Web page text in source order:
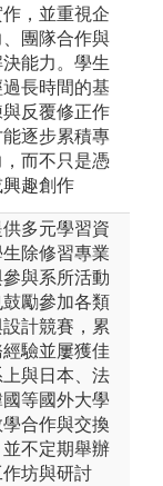
，並重視企
團隊合作與
決能力。學生
長時間的基
反覆修正作
逐步累積專
而不只是憑
趣創作
多元學習資
除修習專業
與系所活動
勵參加各類
計競賽，累
驗並屢獲佳
與日本、法
國等國外大學
合作與交換
不定期舉辦
作坊與研討